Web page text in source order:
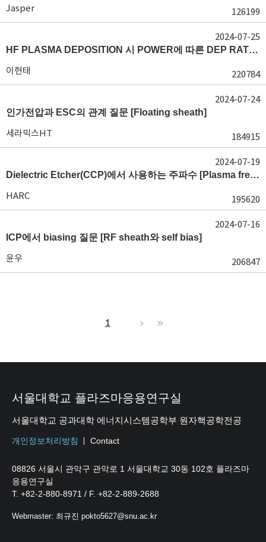
Jasper 126199
HF PLASMA DEPOSITION 시 POWER에 따른 DEP RATE 변화 [장비 플라즈마, Rate constant]
이현태 220784
2024-07-25
인가전압과 ESC의 관계 질문 [Floating sheath]
세라믹스HT 184915
2024-07-24
Dielectric Etcher(CCP)에서 사용하는 주파수 [Plasma frequency 및 RF sheath]
HARC 195620
2024-07-19
ICP에서 biasing 질문 [RF sheath와 self bias]
윤우 206847
2024-07-16
1
서울대학교 플라즈마응용연구실
서울대학교 공과대학 에너지시스템공학부 원자핵공학전공
개인정보처리방침 Contact
08826 서울시 관악구 관악로 1 서울대학교 30동 102호 플라즈마
응용연구실
T. +82-2-880-8971 / F. +82-2-889-2688
Webmaster: 최규진 pokto5627@snu.ac.kr